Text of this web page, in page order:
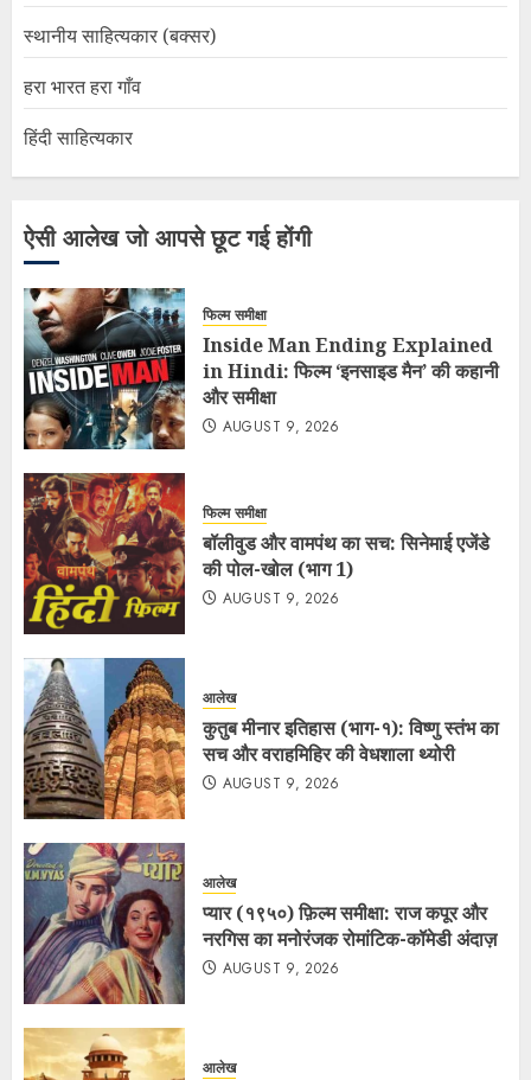
स्थानीय साहित्यकार (बक्सर)
हरा भारत हरा गाँव
हिंदी साहित्यकार
ऐसी आलेख जो आपसे छूट गई होंगी
फिल्म समीक्षा
Inside Man Ending Explained
in Hindi: फिल्म ‘इनसाइड मैन’ की कहानी
और समीक्षा
AUGUST 9, 2026
फिल्म समीक्षा
बॉलीवुड और वामपंथ का सच: सिनेमाई एजेंडे
की पोल-खोल (भाग 1)
AUGUST 9, 2026
आलेख
कुतुब मीनार इतिहास (भाग-१): विष्णु स्तंभ का
सच और वराहमिहिर की वेधशाला थ्योरी
AUGUST 9, 2026
आलेख
प्यार (१९५०) फ़िल्म समीक्षा: राज कपूर और
नरगिस का मनोरंजक रोमांटिक-कॉमेडी अंदाज़
AUGUST 9, 2026
आलेख